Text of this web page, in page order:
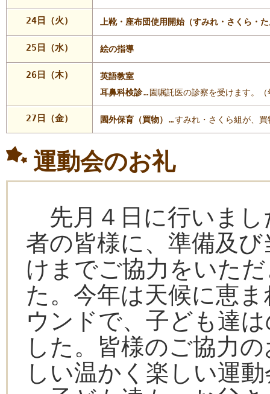
24日（火） 上靴・座布団使用開始（すみれ・さくら・
25日（水） 絵の指導
26日（木）
英語教室
耳鼻科検診…園嘱託医の診察を受けます。（
27日（金） 園外保育（買物） …すみれ・さくら組が、
運動会のお礼
先月４日に行いまし
者の皆様に、準備及
けまでご協力をいた
た。今年は天候に恵
ウンドで、子ども達
した。皆様のご協力
しい温かく楽しい運